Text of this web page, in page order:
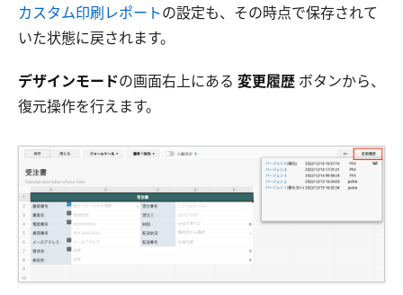
カスタム印刷レポートの設定も、その時点で保存されて
いた状態に戻されます。
デザインモードの画面右上にある 変更履歴 ボタンから、
復元操作を行えます。